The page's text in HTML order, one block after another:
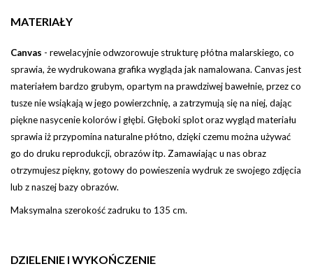
MATERIAŁY
Canvas - rewelacyjnie odwzorowuje strukturę płótna malarskiego, co
sprawia, że wydrukowana grafika wygląda jak namalowana. Canvas jest
materiałem bardzo grubym, opartym na prawdziwej bawełnie, przez co
tusze nie wsiąkają w jego powierzchnię, a zatrzymują się na niej, dając
piękne nasycenie kolorów i głębi.Głęboki splot oraz wygląd materiału
sprawia iż przypomina naturalne płótno, dzięki czemu można używać
go do druku reprodukcji, obrazów itp.Zamawiając u nas obraz
otrzymujesz piękny, gotowy do powieszenia wydruk ze swojego zdjęcia
lub z naszej bazy obrazów.
Maksymalna szerokość zadruku to 135 cm.
DZIELENIE I WYKOŃCZENIE